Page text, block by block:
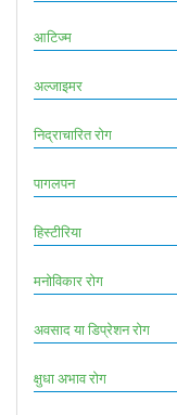
आटिज्म
अल्जाइमर
निद्राचारित रोग
पागलपन
हिस्टीरिया
मनोविकार रोग
अवसाद या डिप्रेशन रोग
क्षुधा अभाव रोग